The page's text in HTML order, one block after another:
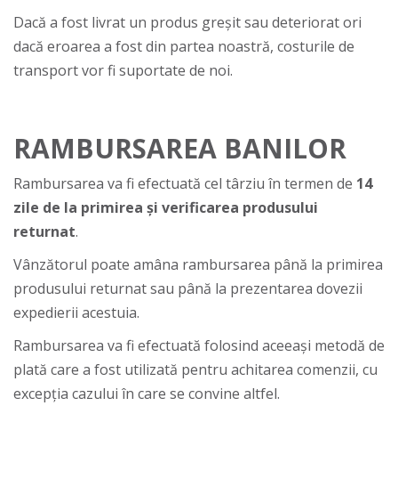
Dacă a fost livrat un produs greșit sau deteriorat ori
dacă eroarea a fost din partea noastră, costurile de
transport vor fi suportate de noi.
RAMBURSAREA BANILOR
Rambursarea va fi efectuată cel târziu în termen de 14
zile de la primirea și verificarea produsului
returnat.
Vânzătorul poate amâna rambursarea până la primirea
produsului returnat sau până la prezentarea dovezii
expedierii acestuia.
Rambursarea va fi efectuată folosind aceeași metodă de
plată care a fost utilizată pentru achitarea comenzii, cu
excepția cazului în care se convine altfel.